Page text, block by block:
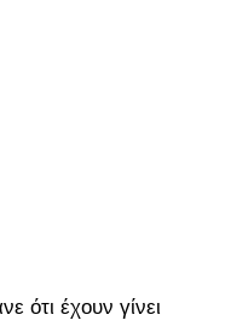
ότι έχουν γίνει